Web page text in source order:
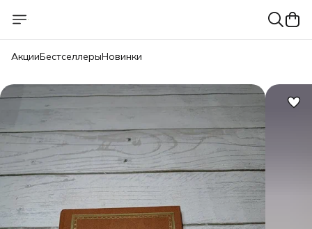
АкцииБестселлерыНовинки